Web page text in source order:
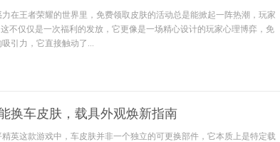
在王者荣耀的世界里，免费领取皮肤的活动总是能掀起一阵热潮，玩家
不仅仅是一次福利的发放，它更像是一场精心设计的玩家心理博弈，免
引力，它直接触动了...
换车皮肤，载具外观焕新指南
英这款游戏中，车皮肤并非一个独立的可更换部件，它本质上是特定载